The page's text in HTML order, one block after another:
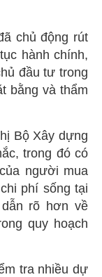
chủ động rút
hành chính,
đầu tư trong
bằng và thẩm
Bộ Xây dựng
trong đó có
người mua
phí sống tại
rõ hơn về
quy hoạch
tra nhiều dự